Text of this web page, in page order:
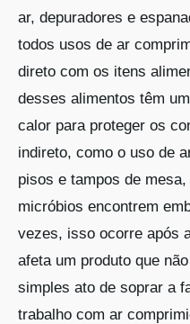
ar, depuradores e
todos usos de ar
direto com os itens
desses alimentos têm
calor para proteger os
indireto, como o uso de
pisos e tampos de
micróbios encontrem
vezes, isso ocorre após
afeta um produto que
simples ato de soprar a
trabalho com ar